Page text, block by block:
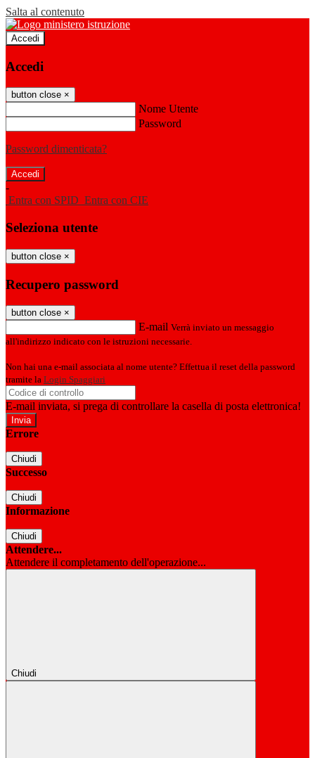
Salta al contenuto
Accedi
Accedi
button close ×
Nome Utente
Password
Password dimenticata?
-
Entra con SPID Entra con CIE
Seleziona utente
button close ×
Recupero password
button close ×
E-mail Verrà inviato un messaggio
all'indirizzo indicato con le istruzioni necessarie.
Non hai una e-mail associata al nome utente? Effettua il reset della password
tramite la Login Spaggiari
E-mail inviata, si prega di controllare la casella di posta elettronica!
Errore
Chiudi
Successo
Chiudi
Informazione
Chiudi
Attendere...
Attendere il completamento dell'operazione...
Chiudi